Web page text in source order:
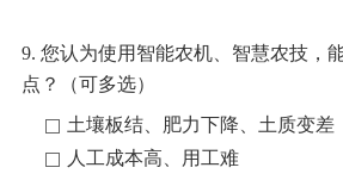
9. 您认为使用智能农机、智慧农技，
点？（可多选）
土壤板结、肥力下降、土质变差
人工成本高、用工难